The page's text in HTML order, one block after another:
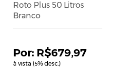
Roto Plus 50 Litros
Branco
R$679,97
à vista (5% desc.)